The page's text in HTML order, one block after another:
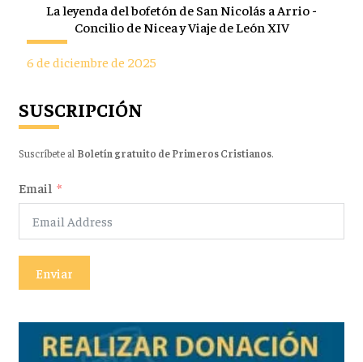
La leyenda del bofetón de San Nicolás a Arrio -
Concilio de Nicea y Viaje de León XIV
6 de diciembre de 2025
SUSCRIPCIÓN
Suscríbete al Boletín gratuito de Primeros Cristianos.
Email
Enviar